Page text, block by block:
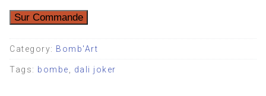
Sur Commande
Category: Bomb'Art
Tags: bombe dali joker